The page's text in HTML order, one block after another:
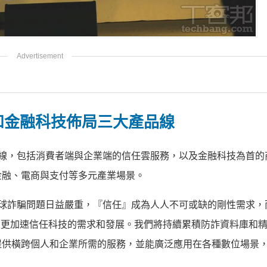
融科技佈局三大產品線
包括消費者端與企業端的信任雲服務，以及金融科技為首的
、電商與支付等多元產業場景。
騙問題日益嚴重，『信任』成為人人不可或缺的剛性需求，
加速信任科技的需求和發展。我們將持續累積防詐資料庫和
橫跨個人和企業所需的服務，並能廣泛應用在各種數位場景